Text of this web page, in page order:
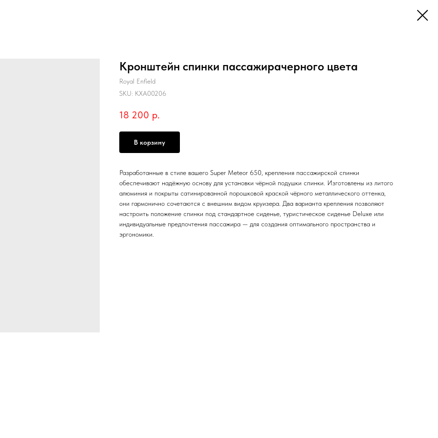
Кронштейн спинки пассажирачерного цвета
Royal Enfield
SKU: KXA00206
18 200 р.
В корзину
Разработанные в стиле вашего Super Meteor 650, крепления пассажирской спинки
обеспечивают надёжную основу для установки чёрной подушки спинки. Изготовлены из литого
алюминия и покрыты сатинированной порошковой краской чёрного металлического оттенка,
они гармонично сочетаются с внешним видом круизера. Два варианта крепления позволяют
настроить положение спинки под стандартное сиденье, туристическое сиденье Deluxe или
индивидуальные предпочтения пассажира — для создания оптимального пространства и
эргономики.